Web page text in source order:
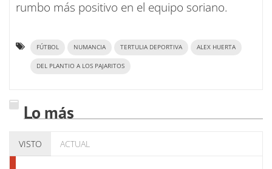
rumbo más positivo en el equipo soriano.
FÚTBOL NUMANCIA TERTULIA DEPORTIVA ALEX HUERTA
DEL PLANTIO A LOS PAJARITOS
Lo más
VISTO ACTUAL